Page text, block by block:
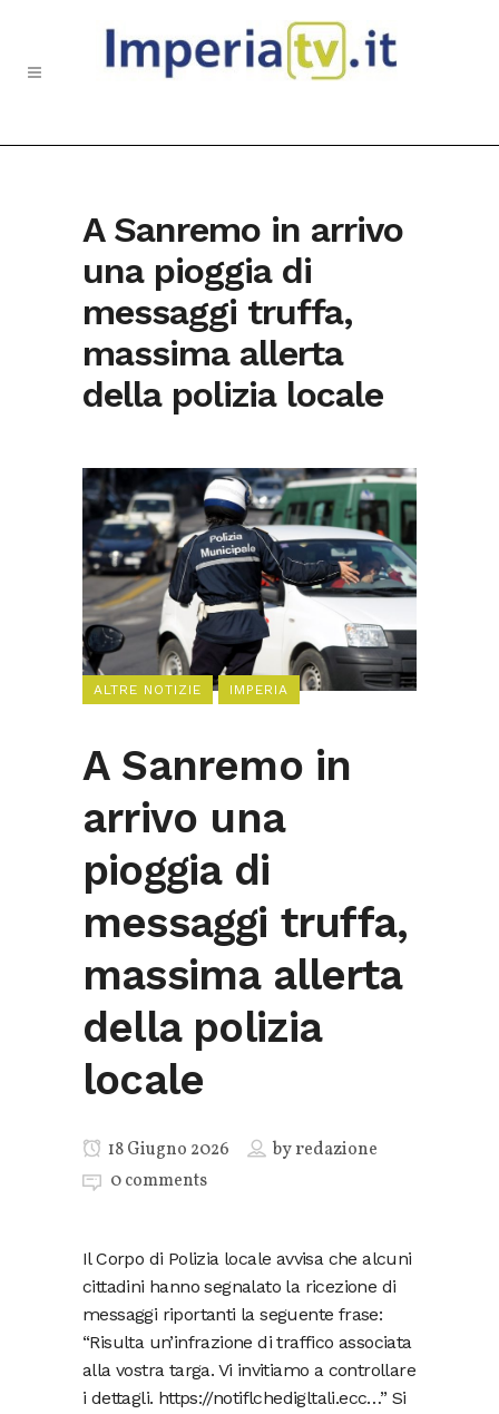
A Sanremo in arrivo
una pioggia di
messaggi truffa,
massima allerta
della polizia locale
ALTRE NOTIZIE IMPERIA
A Sanremo in
arrivo una
pioggia di
messaggi truffa,
massima allerta
della polizia
locale
18 Giugno 2026 byredazione
0 comments
Il Corpo di Polizia locale avvisa che alcuni
cittadini hanno segnalato la ricezione di
messaggi riportanti la seguente frase:
“Risulta un’infrazione di traffico associata
alla vostra targa. Vi invitiamo a controllare
i dettagli. https://notiflchedigltali.ecc…” Si